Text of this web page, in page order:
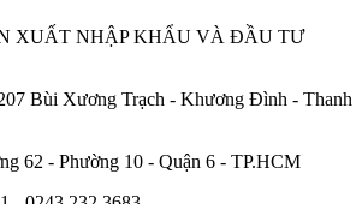
XUẤT NHẬP KHẨU VÀ ĐẦU TƯ
Bùi Xương Trạch - Khương Đình - Thanh
62 - Phường 10 - Quận 6 - TP.HCM